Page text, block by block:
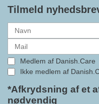
hjælpemidler
alle
i
Claus Ipsen.
Tilmeld
Medlem af Danish.Care
Ikke medlem af
*Afkrydsning af et
nødvendig